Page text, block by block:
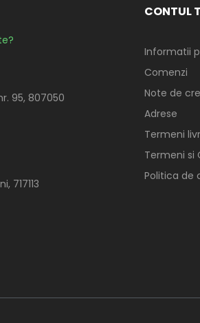
95, 807050
717113
CONTUL
Informatii
Comenzi
Note de
Adrese
Termeni
Termeni si
Politica de